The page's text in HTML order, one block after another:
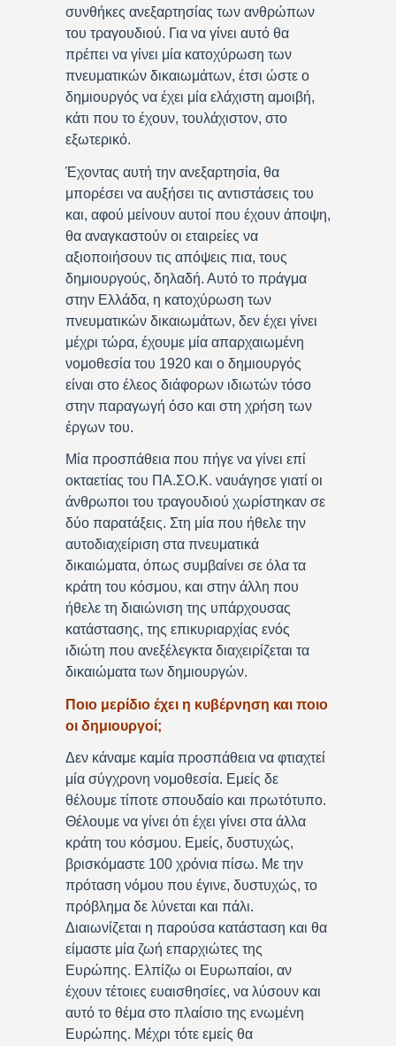
συνθήκες ανεξαρτησίας των ανθρώπων
του τραγουδιού. Για να γίνει αυτό θα
πρέπει να γίνει μία κατοχύρωση των
πνευματικών δικαιωμάτων, έτσι ώστε ο
δημιουργός να έχει μία ελάχιστη αμοιβή,
κάτι που το έχουν, τουλάχιστον, στο
εξωτερικό.
Έχοντας αυτή την ανεξαρτησία, θα
μπορέσει να αυξήσει τις αντιστάσεις του
και, αφού μείνουν αυτοί που έχουν άποψη,
θα αναγκαστούν οι εταιρείες να
αξιοποιήσουν τις απόψεις πια, τους
δημιουργούς, δηλαδή. Αυτό το πράγμα
στην Ελλάδα, η κατοχύρωση των
πνευματικών δικαιωμάτων, δεν έχει γίνει
μέχρι τώρα, έχουμε μία απαρχαιωμένη
νομοθεσία του 1920 και ο δημιουργός
είναι στο έλεος διάφορων ιδιωτών τόσο
στην παραγωγή όσο και στη χρήση των
έργων του.
Μία προσπάθεια που πήγε να γίνει επί
οκταετίας του ΠΑ.ΣΟ.Κ. ναυάγησε γιατί οι
άνθρωποι του τραγουδιού χωρίστηκαν σε
δύο παρατάξεις. Στη μία που ήθελε την
αυτοδιαχείριση στα πνευματικά
δικαιώματα, όπως συμβαίνει σε όλα τα
κράτη του κόσμου, και στην άλλη που
ήθελε τη διαιώνιση της υπάρχουσας
κατάστασης, της επικυριαρχίας ενός
ιδιώτη που ανεξέλεγκτα διαχειρίζεται τα
δικαιώματα των δημιουργών.
Ποιο μερίδιο έχει η κυβέρνηση και ποιο
οι δημιουργοί;
Δεν κάναμε καμία προσπάθεια να φτιαχτεί
μία σύγχρονη νομοθεσία. Εμείς δε
θέλουμε τίποτε σπουδαίο και πρωτότυπο.
Θέλουμε να γίνει ότι έχει γίνει στα άλλα
κράτη του κόσμου. Εμείς, δυστυχώς,
βρισκόμαστε 100 χρόνια πίσω. Με την
πρόταση νόμου που έγινε, δυστυχώς, το
πρόβλημα δε λύνεται και πάλι.
Διαιωνίζεται η παρούσα κατάσταση και θα
είμαστε μία ζωή επαρχιώτες της
Ευρώπης. Ελπίζω οι Ευρωπαίοι, αν
έχουν τέτοιες ευαισθησίες, να λύσουν και
αυτό το θέμα στο πλαίσιο της ενωμένη
Ευρώπης. Μέχρι τότε εμείς θα